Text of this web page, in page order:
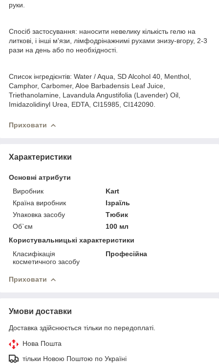
руки.
Спосіб застосування: наносити невелику кількість гелю на
литкові, і інші м'язи, лімфодрінажнимі рухами знизу-вгору, 2-3
рази на день або по необхідності.
Список інгредієнтів: Water / Aqua, SD Alcohol 40, Menthol,
Camphor, Carbomer, Aloe Barbadensis Leaf Juice,
Triethanolamine, Lavandula Angustifolia (Lavender) Oil,
Imidazolidinyl Urea, EDTA, CI15985, CI142090.
Приховати
Характеристики
Основні атрибути
Виробник
Kart
Країна виробник
Ізраїль
Упаковка засобу
Тюбик
Об`єм
100 мл
Користувальницькі характеристики
Класифікація
косметичного засобу
Професійна
Приховати
Умови доставки
Доставка здійснюється тільки по передоплаті.
Нова Пошта
тільки Новою Поштою по Україні